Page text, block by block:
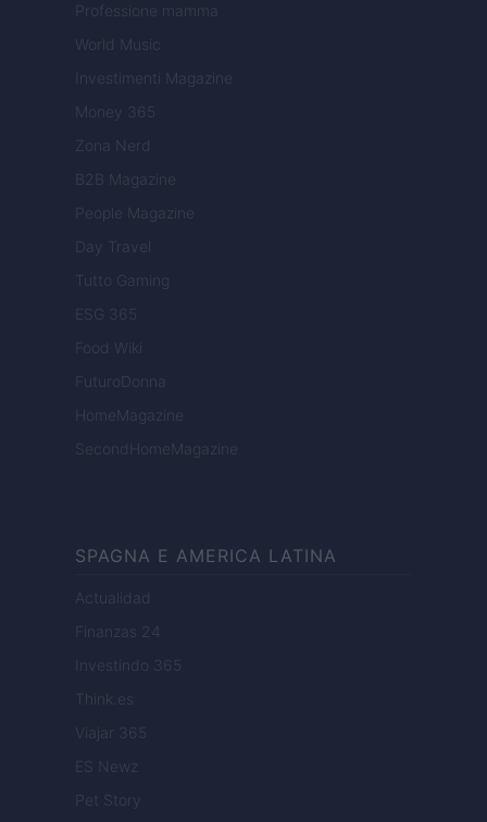
Professione mamma
World Music
Investimenti Magazine
Money 365
Zona Nerd
B2B Magazine
People Magazine
Day Travel
Tutto Gaming
ESG 365
Food Wiki
FuturoDonna
HomeMagazine
SecondHomeMagazine
SPAGNA E AMERICA LATINA
Actualidad
Finanzas 24
Investindo 365
Think.es
Viajar 365
ES Newz
Pet Story